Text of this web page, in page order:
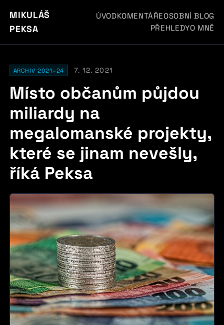
MIKULÁŠ
PEKSA
ÚVODKOMENTÁŘEOSOBNÍ BLOG
PŘEHLEDYO MNĚ
ARCHIV 2021–24 7. 12. 2021
Místo občanům půjdou
miliardy na
megalomanské projekty,
které se jinam nevešly,
říká Peksa